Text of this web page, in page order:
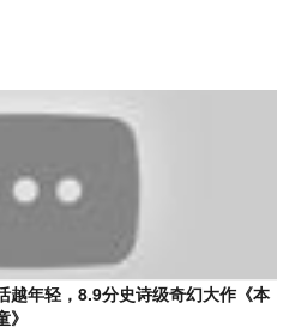
越年轻，8.9分史诗级奇幻大作《本